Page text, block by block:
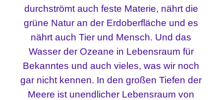
durchströmt auch feste Materie, nährt die
grüne Natur an der Erdoberfläche und es
nährt auch Tier und Mensch. Und das
Wasser der Ozeane in Lebensraum für
Bekanntes und auch vieles, was wir noch
gar nicht kennen. In den großen Tiefen der
Meere ist unendlicher Lebensraum von